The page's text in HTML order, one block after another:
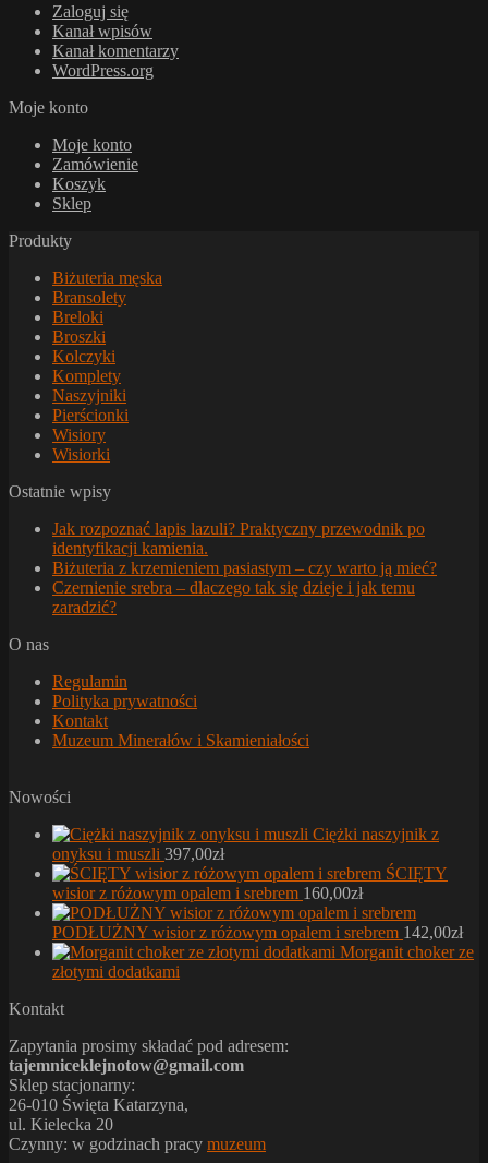
Zaloguj się
Kanał wpisów
Kanał komentarzy
WordPress.org
Moje konto
Moje konto
Zamówienie
Koszyk
Sklep
Produkty
Biżuteria męska
Bransolety
Breloki
Broszki
Kolczyki
Komplety
Naszyjniki
Pierścionki
Wisiory
Wisiorki
Ostatnie wpisy
Jak rozpoznać lapis lazuli? Praktyczny przewodnik po
identyfikacji kamienia.
Biżuteria z krzemieniem pasiastym – czy warto ją mieć?
Czernienie srebra – dlaczego tak się dzieje i jak temu
zaradzić?
O nas
Regulamin
Polityka prywatności
Kontakt
Muzeum Minerałów i Skamieniałości
Nowości
Ciężki naszyjnik z
onyksu i muszli 397,00zł
ŚCIĘTY
wisior z różowym opalem i srebrem 160,00zł
PODŁUŻNY wisior z różowym opalem i srebrem 142,00zł
Morganit choker ze
złotymi dodatkami
Kontakt
Zapytania prosimy składać pod adresem:
tajemniceklejnotow@gmail.com
Sklep stacjonarny:
26-010 Święta Katarzyna,
ul. Kielecka 20
Czynny: w godzinach pracy muzeum